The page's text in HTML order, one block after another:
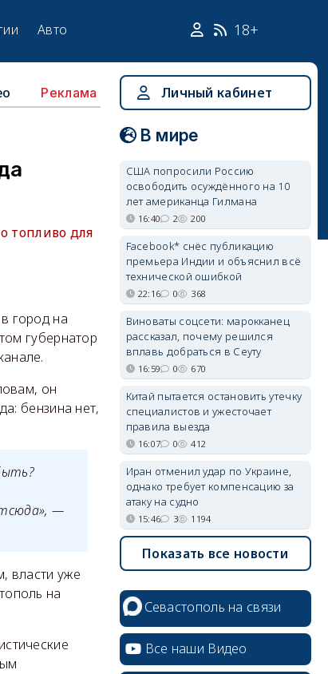
Авто 18+
Реклама
топливо для
город на
губернатор
он
бензина нет,
—
власти уже
на
Личный кабинет
В мире
США попросили Россию
освободить осуждённого на 10
лет американца Гилмана
16:40 2 200
Facebook* снёс публикацию
премьера Индии и объяснил всё
технической ошибкой
22:16 0 368
Виноваты соцсети: марокканец
рассказал, почему решился
вплавь добраться в Сеуту
16:59 0 670
Китай пытается остановить утечку
специалистов и ужесточает
правила выезда
16:07 0 412
Иран отменил удар по Украине,
однако требует компенсацию за
атаку на судно
15:46 3 1194
Показать все новости
Севастополь на связи
Все наши Видео